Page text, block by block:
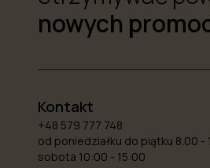
nowych
Kontakt
+48 579 777 748
od poniedziałku do piątku 8.00 -
sobota 10:00 - 15:00